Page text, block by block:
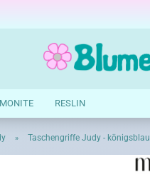
RESLIN
» Taschengriffe Judy - königsblau